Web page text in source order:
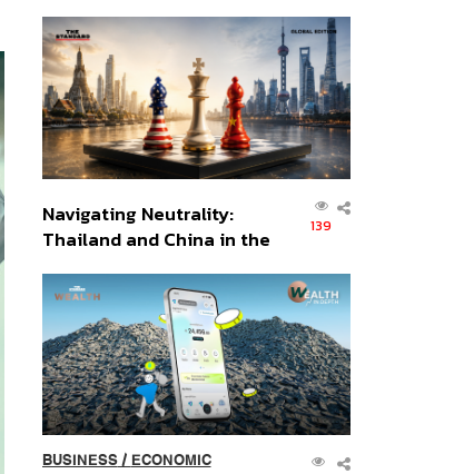
ส่วนยุทธศาสตร์ไทย –
อินโดนีเซีย
Navigating Neutrality:
Thailand and China in the
Order
139
BUSINESS/ ECONOMIC